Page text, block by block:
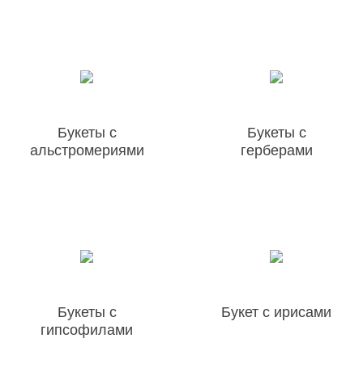
Букеты с
альстромериями
Букеты с
герберами
Букеты с
гипсофилами
Букет с ирисами